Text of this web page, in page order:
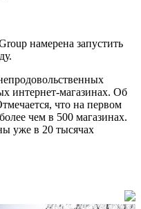
намерена запустить
интернет-магазинах. Об
что на первом
чем в 500 магазинах.
уже в 20 тысячах